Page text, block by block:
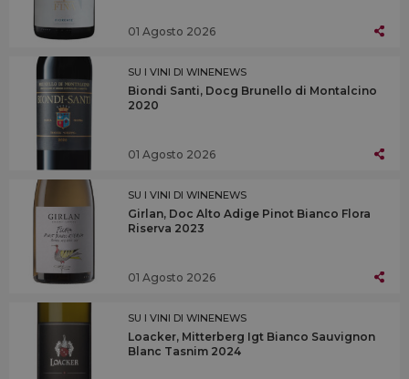
01 Agosto 2026
SU I VINI DI WINENEWS
Biondi Santi, Docg Brunello di Montalcino
2020
01 Agosto 2026
SU I VINI DI WINENEWS
Girlan, Doc Alto Adige Pinot Bianco Flora
Riserva 2023
01 Agosto 2026
SU I VINI DI WINENEWS
Loacker, Mitterberg Igt Bianco Sauvignon
Blanc Tasnim 2024